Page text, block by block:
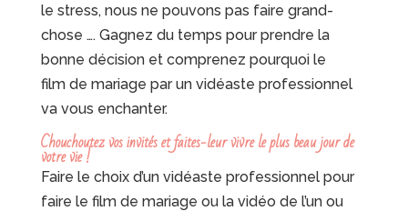
le stress, nous ne pouvons pas faire grand-
chose …. Gagnez du temps pour prendre la
bonne décision et comprenez pourquoi le
film de mariage par un vidéaste professionnel
va vous enchanter.
Chouchoutez vos invités et faites-leur vivre le plus beau jour de
votre vie !
Faire le choix d’un vidéaste professionnel pour
faire le film de mariage ou la vidéo de l’un ou